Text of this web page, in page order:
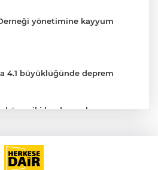
yönetimine kayyum
4.1 büyüklüğünde deprem
küsen iki kardeş, onları
gramı 6 bin 574 liradan işlem